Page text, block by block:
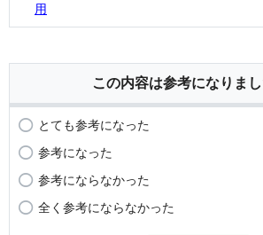
用
この内容は参考になりま
とても参考になった
参考になった
参考にならなかった
全く参考にならなかった